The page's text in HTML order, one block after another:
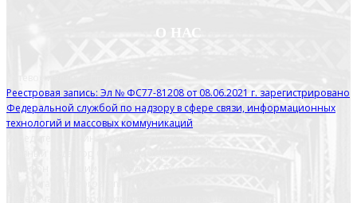
О НАС
Реестровая запись: Эл № ФС77-81208 от 08.06.2021 г. зарегистрировано
Федеральной службой по надзору в сфере связи, информационных
технологий и массовых коммуникаций